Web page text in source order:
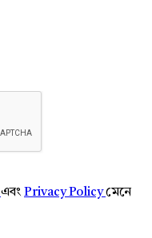
এবং Privacy Policyমেনে